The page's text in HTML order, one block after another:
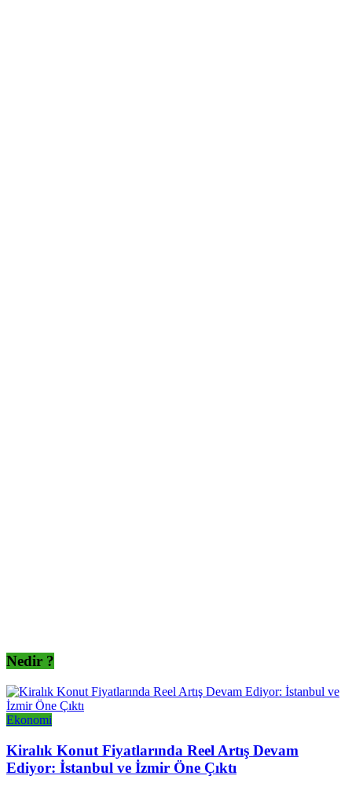
Nedir ?
Ekonomi
Kiralık Konut Fiyatlarında Reel Artış Devam
Ediyor: İstanbul ve İzmir Öne Çıktı